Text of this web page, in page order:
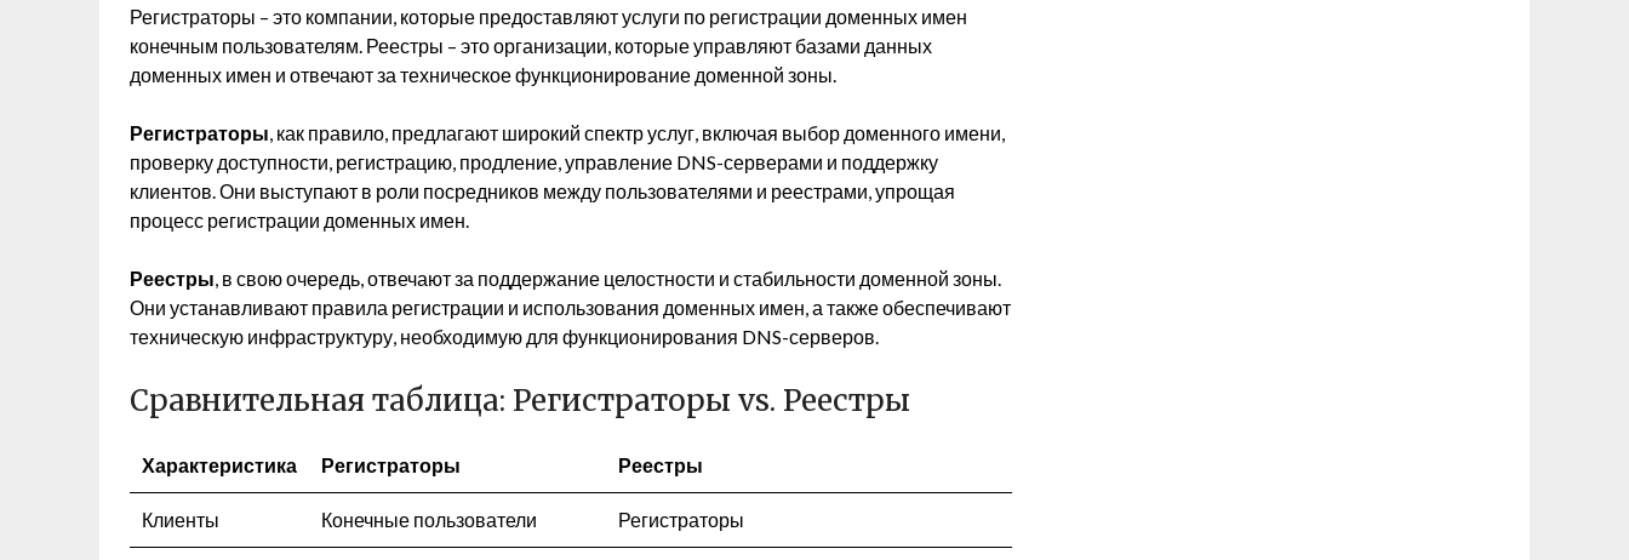
Регистраторы – это компании, которые предоставляют услуги по регистрации доменных имен
конечным пользователям. Реестры – это организации, которые управляют базами данных
доменных имен и отвечают за техническое функционирование доменной зоны.
Регистраторы , как правило, предлагают широкий спектр услуг, включая выбор доменного имени,
проверку доступности, регистрацию, продление, управление DNS-серверами и поддержку
клиентов. Они выступают в роли посредников между пользователями и реестрами, упрощая
процесс регистрации доменных имен.
Реестры , в свою очередь, отвечают за поддержание целостности и стабильности доменной зоны.
Они устанавливают правила регистрации и использования доменных имен, а также обеспечивают
техническую инфраструктуру, необходимую для функционирования DNS-серверов.
Сравнительная таблица: Регистраторы vs. Реестры
Характеристика Регистраторы Реестры
Клиенты Конечные пользователи Регистраторы